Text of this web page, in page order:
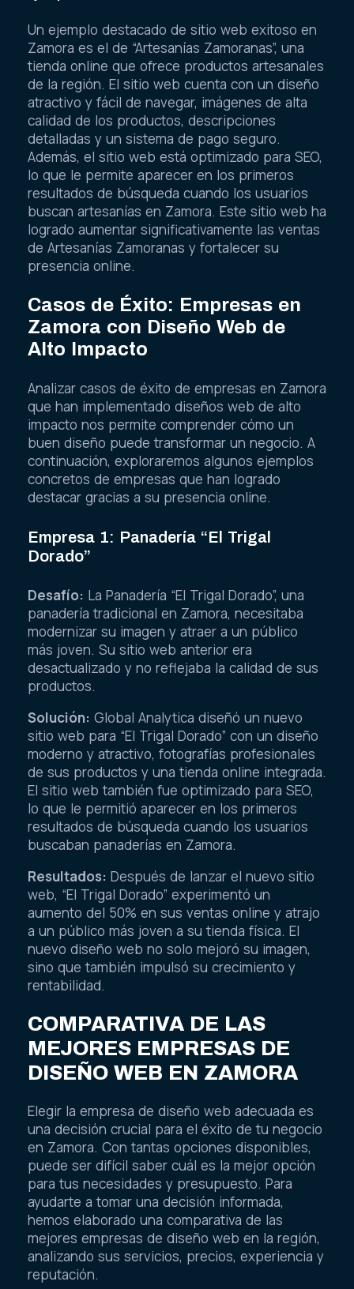
Un ejemplo destacado de sitio web exitoso en
Zamora es el de “Artesanías Zamoranas”, una
tienda online que ofrece productos artesanales
de la región. El sitio web cuenta con un diseño
atractivo y fácil de navegar, imágenes de alta
calidad de los productos, descripciones
detalladas y un sistema de pago seguro.
Además, el sitio web está optimizado para SEO,
lo que le permite aparecer en los primeros
resultados de búsqueda cuando los usuarios
buscan artesanías en Zamora. Este sitio web ha
logrado aumentar significativamente las ventas
de Artesanías Zamoranas y fortalecer su
presencia online.
Casos de Éxito: Empresas en
Zamora con Diseño Web de
Alto Impacto
Analizar casos de éxito de empresas en Zamora
que han implementado diseños web de alto
impacto nos permite comprender cómo un
buen diseño puede transformar un negocio. A
continuación, exploraremos algunos ejemplos
concretos de empresas que han logrado
destacar gracias a su presencia online.
Empresa 1: Panadería “El Trigal
Dorado”
Desafío: La Panadería “El Trigal Dorado”, una
panadería tradicional en Zamora, necesitaba
modernizar su imagen y atraer a un público
más joven. Su sitio web anterior era
desactualizado y no reflejaba la calidad de sus
productos.
Solución: Global Analytica diseñó un nuevo
sitio web para “El Trigal Dorado” con un diseño
moderno y atractivo, fotografías profesionales
de sus productos y una tienda online integrada.
El sitio web también fue optimizado para SEO,
lo que le permitió aparecer en los primeros
resultados de búsqueda cuando los usuarios
buscaban panaderías en Zamora.
Resultados: Después de lanzar el nuevo sitio
web, “El Trigal Dorado” experimentó un
aumento del 50% en sus ventas online y atrajo
a un público más joven a su tienda física. El
nuevo diseño web no solo mejoró su imagen,
sino que también impulsó su crecimiento y
rentabilidad.
COMPARATIVA DE LAS
MEJORES EMPRESAS DE
DISEÑO WEB EN ZAMORA
Elegir la empresa de diseño web adecuada es
una decisión crucial para el éxito de tu negocio
en Zamora. Con tantas opciones disponibles,
puede ser difícil saber cuál es la mejor opción
para tus necesidades y presupuesto. Para
ayudarte a tomar una decisión informada,
hemos elaborado una comparativa de las
mejores empresas de diseño web en la región,
analizando sus servicios, precios, experiencia y
reputación.